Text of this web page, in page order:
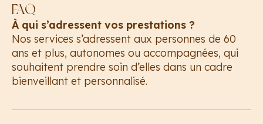
FAQ
À qui s’adressent vos prestations ?
Nos services s’adressent aux personnes de 60
ans et plus, autonomes ou accompagnées, qui
souhaitent prendre soin d’elles dans un cadre
bienveillant et personnalisé.